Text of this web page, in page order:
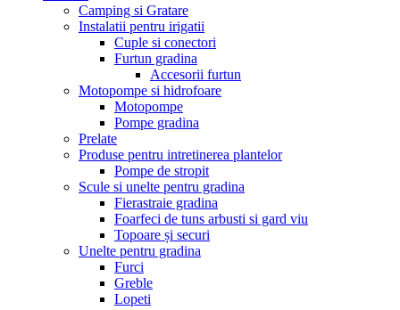
Camping si Gratare
Instalatii pentru irigatii
Cuple si conectori
Furtun gradina
Accesorii furtun
Motopompe si hidrofoare
Motopompe
Pompe gradina
Prelate
Produse pentru intretinerea plantelor
Pompe de stropit
Scule si unelte pentru gradina
Fierastraie gradina
Foarfeci de tuns arbusti si gard viu
Topoare și securi
Unelte pentru gradina
Furci
Greble
Lopeti